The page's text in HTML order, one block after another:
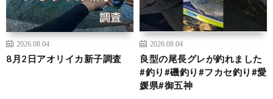
2026.08.04
8月2日アオリイカ新子調査
2026.08.04
良型の尾長グレが釣れました
#釣り#磯釣り#フカセ釣り#愛
媛県#御五神